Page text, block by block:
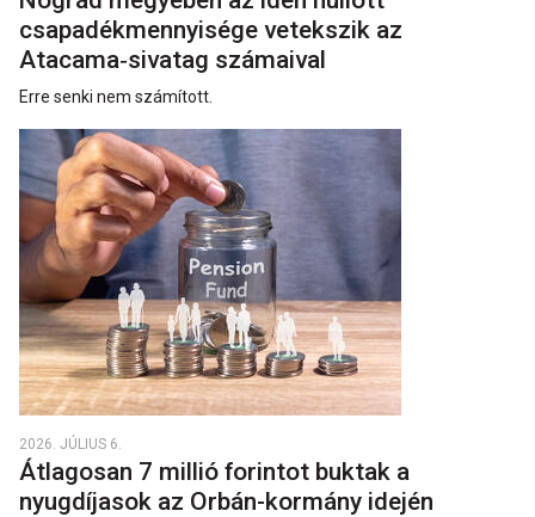
csapadékmennyisége vetekszik az
Atacama‑sivatag számaival
Erre senki nem számított.
2026. JÚLIUS 6.
Átlagosan 7 millió forintot buktak a
nyugdíjasok az Orbán-kormány idején